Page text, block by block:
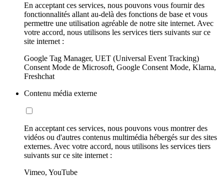
En acceptant ces services, nous pouvons vous fournir des
fonctionnalités allant au-delà des fonctions de base et vous
permettre une utilisation agréable de notre site internet. Avec
votre accord, nous utilisons les services tiers suivants sur ce
site internet :
Google Tag Manager, UET (Universal Event Tracking)
Consent Mode de Microsoft, Google Consent Mode, Klarna,
Freshchat
Contenu média externe
En acceptant ces services, nous pouvons vous montrer des
vidéos ou d'autres contenus multimédia hébergés sur des sites
externes. Avec votre accord, nous utilisons les services tiers
suivants sur ce site internet :
Vimeo, YouTube